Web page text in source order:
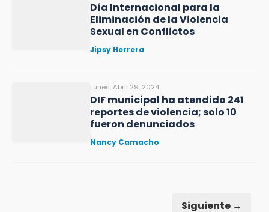
Día Internacional para la
Eliminación de la Violencia
Sexual en Conflictos
Jipsy Herrera
Lunes, Abril 29, 2024
DIF municipal ha atendido 241
reportes de violencia; solo 10
fueron denunciados
Nancy Camacho
Siguiente →